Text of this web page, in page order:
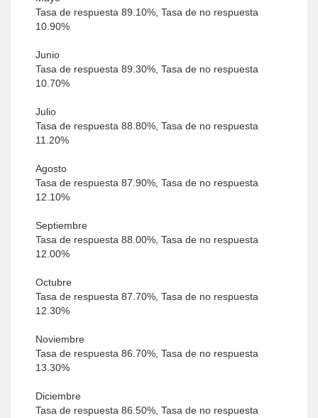
Tasa de respuesta 89.10%, Tasa de no respuesta
10.90%
Junio
Tasa de respuesta 89.30%, Tasa de no respuesta
10.70%
Julio
Tasa de respuesta 88.80%, Tasa de no respuesta
11.20%
Agosto
Tasa de respuesta 87.90%, Tasa de no respuesta
12.10%
Septiembre
Tasa de respuesta 88.00%, Tasa de no respuesta
12.00%
Octubre
Tasa de respuesta 87.70%, Tasa de no respuesta
12.30%
Noviembre
Tasa de respuesta 86.70%, Tasa de no respuesta
13.30%
Diciembre
Tasa de respuesta 86.50%, Tasa de no respuesta